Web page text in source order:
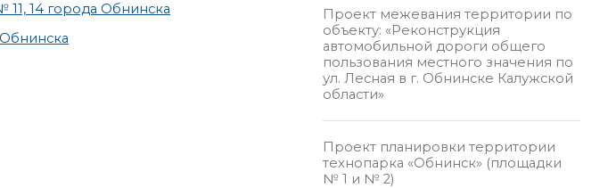
14 города Обнинска
Проект межевания территории по
объекту: «Реконструкция
автомобильной дороги общего
пользования местного значения по
ул. Лесная в г. Обнинске Калужской
области»
Проект планировки территории
технопарка «Обнинск» (площадки
№ 1 и № 2)